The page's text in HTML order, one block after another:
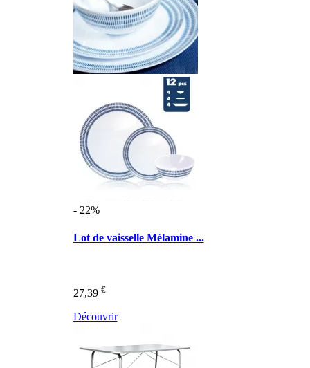
- 22%
Lot de vaisselle Mélamine ...
27,39 €
Découvrir